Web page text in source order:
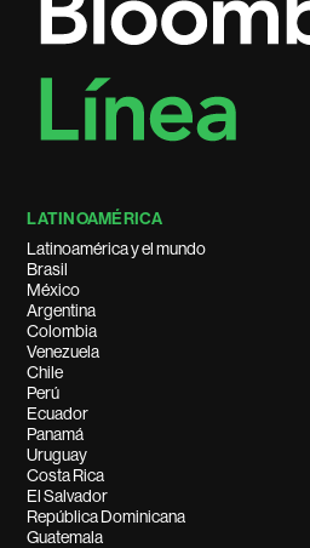
LATINOAMÉRICA
Latinoamérica y el mundo
Brasil
México
Argentina
Colombia
Venezuela
Chile
Perú
Ecuador
Panamá
Uruguay
Costa Rica
El Salvador
República Dominicana
Guatemala